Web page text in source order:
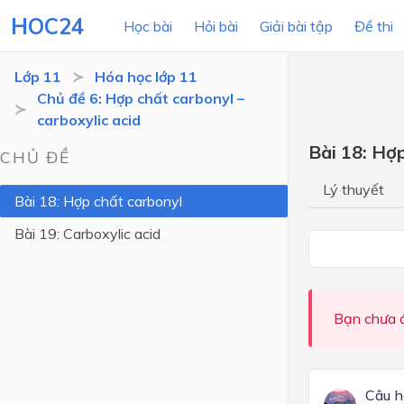
HOC24 Học bài Hỏi bài Giải bài tập Đề thi
Lớp 11
Lớp 10
Lớp 11
Hóa học lớp 11
Chủ đề 6: Hợp chất carbonyl –
carboxylic acid
CHỦ ĐỀ
Bài 18: Hợp chất carbonyl
Bài 19: Carboxylic acid
Bài 18:
Lý thuyết
Bạn chưa
Câu